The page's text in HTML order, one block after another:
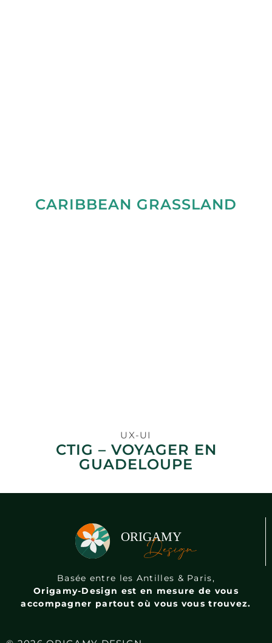
CARIBBEAN GRASSLAND
UX-UI
CTIG – VOYAGER EN
GUADELOUPE
Basée entre les Antilles & Paris,
Origamy-Design est en mesure de vous
accompagner partout où vous vous trouvez.